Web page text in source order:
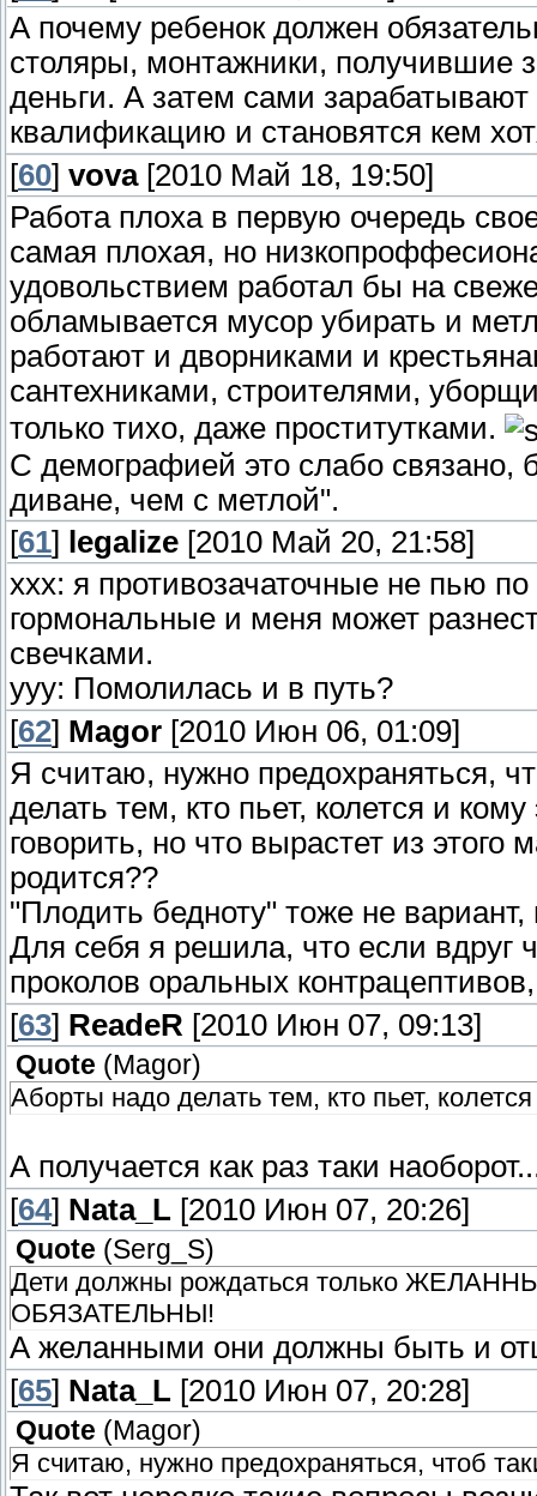
А почему ребенок должен
столяры, монтажники, получившие
деньги. А затем сами
квалификацию и становятся кем
[60] vova[2010 Май 18, 19:50]
Работа плоха в первую очередь
самая плохая, но
удовольствием работал бы на
обламывается мусор убирать и
работают и дворниками и
сантехниками, строителями,
только тихо, даже проститутками.
С демографией это слабо
диване, чем с метлой".
[61] legalize [2010 Май 20, 21:58]
ххх: я противозачаточные не пью
гормональные и меня может
свечками.
ууу: Помолилась и в путь?
[62] Magor [2010 Июн 06, 01:09]
Я считаю, нужно предохраняться,
делать тем, кто пьет, колется и
говорить, но что вырастет из
родится??
"Плодить бедноту" тоже не вариант,
Для себя я решила, что если вдруг
проколов оральных
[63] ReadeR [2010 Июн 07, 09:13]
Quote (Magor)
Аборты надо делать тем, кто пьет,
А получается как раз таки
[64] Nata_L [2010 Июн 07, 20:26]
Quote (Serg_S)
Дети должны рождаться только
ОБЯЗАТЕЛЬНЫ!
А желанными они должны быть и
[65] Nata_L [2010 Июн 07, 20:28]
Quote (Magor)
Я считаю, нужно предохраняться, чтоб